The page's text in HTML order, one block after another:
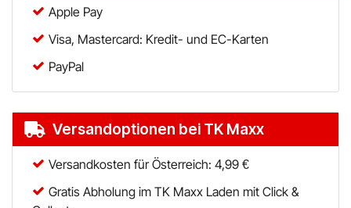
Apple Pay
Visa, Mastercard: Kredit- und EC-Karten
PayPal
Versandoptionen bei TK Maxx
Versandkosten für Österreich: 4,99 €
Gratis Abholung im TK Maxx Laden mit Click &